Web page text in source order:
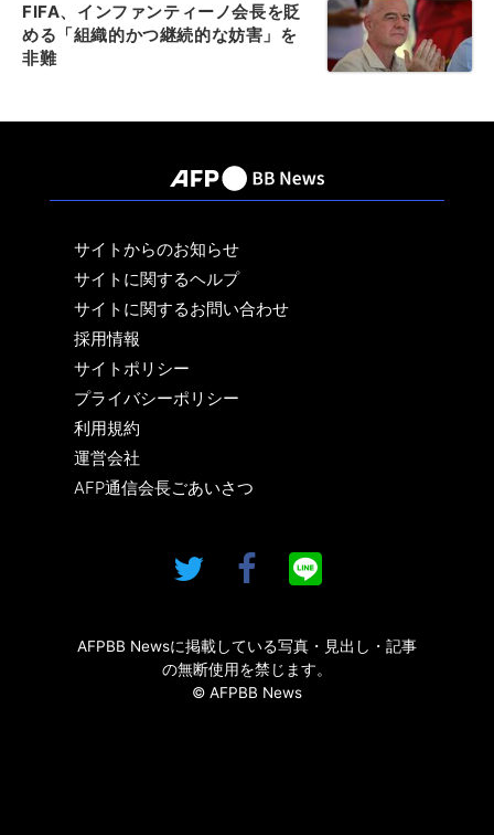
FIFA、インファンティーノ会長を貶
める「組織的かつ継続的な妨害」を
非難
サイトからのお知らせ
サイトに関するヘルプ
サイトに関するお問い合わせ
採用情報
サイトポリシー
プライバシーポリシー
利用規約
運営会社
AFP通信会長ごあいさつ
AFPBB Newsに掲載している写真・見出し・記事
の無断使用を禁じます。
© AFPBB News